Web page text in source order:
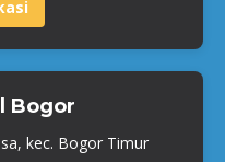
Bogor
kec. Bogor Timur